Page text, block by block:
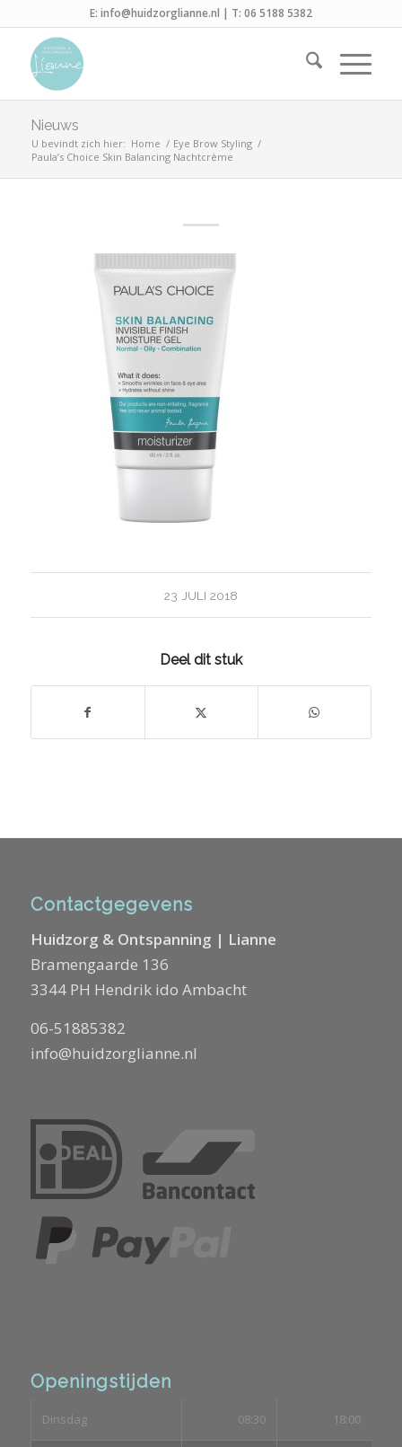
E: info@huidzorglianne.nl | T: 06 5188 5382
Nieuws
U bevindt zich hier: Home / Eye Brow Styling /
Paula’s Choice Skin Balancing Nachtcrème
23 JULI 2018
Deel dit stuk
Contactgegevens
Huidzorg & Ontspanning | Lianne
Bramengaarde 136
3344 PH Hendrik ido Ambacht
06-51885382
info@huidzorglianne.nl
Openingstijden
Dinsdag 08:30 18:00